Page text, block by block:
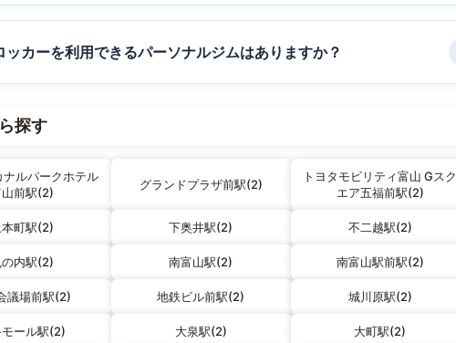
カーを利用できるパーソナルジムはありますか？
探す
ナルパークホテル
前駅(2)
グランドプラザ前駅(2)
トヨタモビリティ富山 Gスク
エア五福前駅(2)
本町駅(2) 下奥井駅(2) 不二越駅(2)
の内駅(2) 南富山駅(2) 南富山駅前駅(2)
議場前駅(2) 地鉄ビル前駅(2) 城川原駅(2)
モール駅(2) 大泉駅(2) 大町駅(2)